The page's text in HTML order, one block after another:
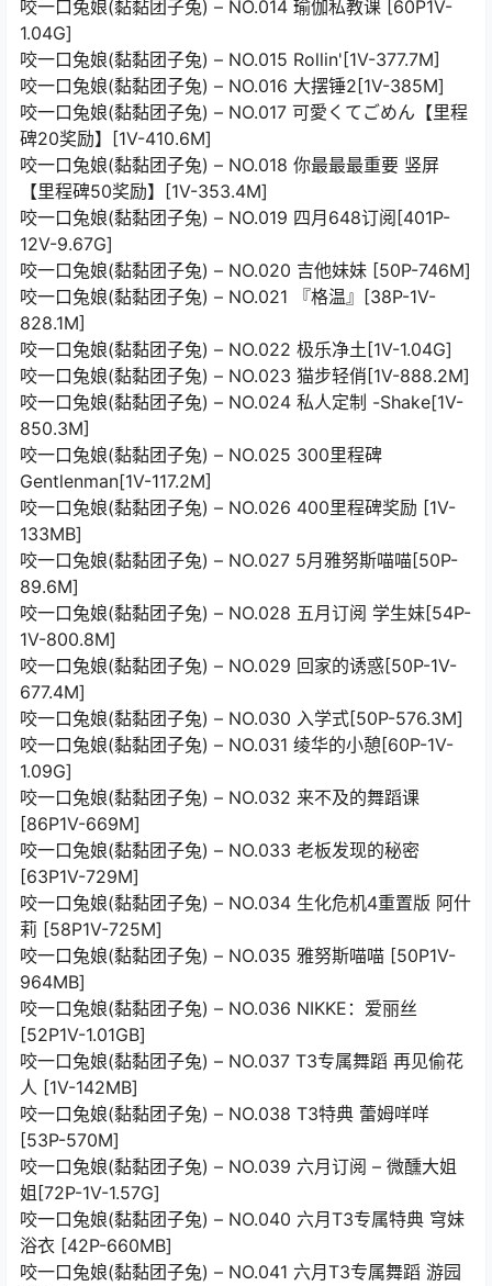
咬一口兔娘(黏黏团子兔) – NO.014 瑜伽私教课 [60P1V-
1.04G]
咬一口兔娘(黏黏团子兔) – NO.015 Rollin'[1V-377.7M]
咬一口兔娘(黏黏团子兔) – NO.016 大摆锤2[1V-385M]
咬一口兔娘(黏黏团子兔) – NO.017 可愛くてごめん【里程
碑20奖励】[1V-410.6M]
咬一口兔娘(黏黏团子兔) – NO.018 你最最最重要 竖屏
【里程碑50奖励】[1V-353.4M]
咬一口兔娘(黏黏团子兔) – NO.019 四月648订阅[401P-
12V-9.67G]
咬一口兔娘(黏黏团子兔) – NO.020 吉他妹妹 [50P-746M]
咬一口兔娘(黏黏团子兔) – NO.021 『格温』[38P-1V-
828.1M]
咬一口兔娘(黏黏团子兔) – NO.022 极乐净土[1V-1.04G]
咬一口兔娘(黏黏团子兔) – NO.023 猫步轻俏[1V-888.2M]
咬一口兔娘(黏黏团子兔) – NO.024 私人定制 -Shake[1V-
850.3M]
咬一口兔娘(黏黏团子兔) – NO.025 300里程碑
Gentlenman[1V-117.2M]
咬一口兔娘(黏黏团子兔) – NO.026 400里程碑奖励 [1V-
133MB]
咬一口兔娘(黏黏团子兔) – NO.027 5月雅努斯喵喵[50P-
89.6M]
咬一口兔娘(黏黏团子兔) – NO.028 五月订阅 学生妹[54P-
1V-800.8M]
咬一口兔娘(黏黏团子兔) – NO.029 回家的诱惑[50P-1V-
677.4M]
咬一口兔娘(黏黏团子兔) – NO.030 入学式[50P-576.3M]
咬一口兔娘(黏黏团子兔) – NO.031 绫华的小憩[60P-1V-
1.09G]
咬一口兔娘(黏黏团子兔) – NO.032 来不及的舞蹈课
[86P1V-669M]
咬一口兔娘(黏黏团子兔) – NO.033 老板发现的秘密
[63P1V-729M]
咬一口兔娘(黏黏团子兔) – NO.034 生化危机4重置版 阿什
莉 [58P1V-725M]
咬一口兔娘(黏黏团子兔) – NO.035 雅努斯喵喵 [50P1V-
964MB]
咬一口兔娘(黏黏团子兔) – NO.036 NIKKE：爱丽丝
[52P1V-1.01GB]
咬一口兔娘(黏黏团子兔) – NO.037 T3专属舞蹈 再见偷花
人 [1V-142MB]
咬一口兔娘(黏黏团子兔) – NO.038 T3特典 蕾姆咩咩
[53P-570M]
咬一口兔娘(黏黏团子兔) – NO.039 六月订阅 – 微醺大姐
姐[72P-1V-1.57G]
咬一口兔娘(黏黏团子兔) – NO.040 六月T3专属特典 穹妹
浴衣 [42P-660MB]
咬一口兔娘(黏黏团子兔) – NO.041 六月T3专属舞蹈 游园